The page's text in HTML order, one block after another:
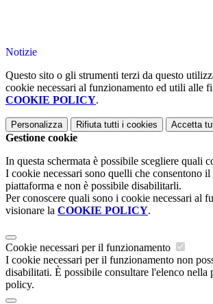
Notizie
Questo sito o gli strumenti terzi da questo
cookie necessari al funzionamento ed utili alle
COOKIE POLICY.
Personalizza Rifiuta tutti i cookies Accetta
Gestione cookie
In questa schermata è possibile scegliere quali
I cookie necessari sono quelli che consentono
piattaforma e non è possibile disabilitarli.
Per conoscere quali sono i cookie necessari al
visionare la COOKIE POLICY.
Cookie necessari per il funzionamento
I cookie necessari per il funzionamento non
disabilitati. È possibile consultare l'elenco nella
policy.